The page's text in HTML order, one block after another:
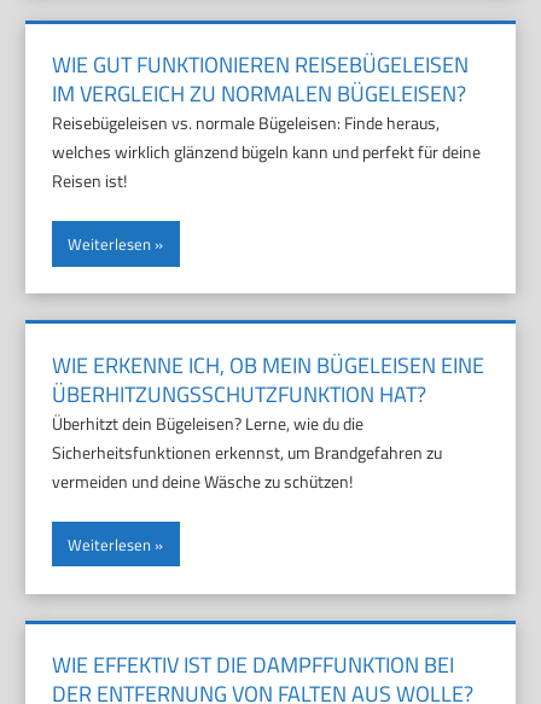
WIE GUT FUNKTIONIEREN REISEBÜGELEISEN
IM VERGLEICH ZU NORMALEN BÜGELEISEN?
Reisebügeleisen vs. normale Bügeleisen: Finde heraus,
welches wirklich glänzend bügeln kann und perfekt für deine
Reisen ist!
Weiterlesen
WIE ERKENNE ICH, OB MEIN BÜGELEISEN EINE
ÜBERHITZUNGSSCHUTZFUNKTION HAT?
Überhitzt dein Bügeleisen? Lerne, wie du die
Sicherheitsfunktionen erkennst, um Brandgefahren zu
vermeiden und deine Wäsche zu schützen!
Weiterlesen
WIE EFFEKTIV IST DIE DAMPFFUNKTION BEI
DER ENTFERNUNG VON FALTEN AUS WOLLE?